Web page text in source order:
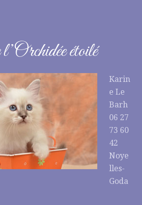
étoilé
Karin
e Le
Barh
06 27
73 60
42
Noye
lles-
Goda